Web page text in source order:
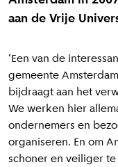
aan de Vrije
‘Een van de
gemeente
bijdraagt aan het
We werken hier
ondernemers en
organiseren. En om
schoner en veiliger